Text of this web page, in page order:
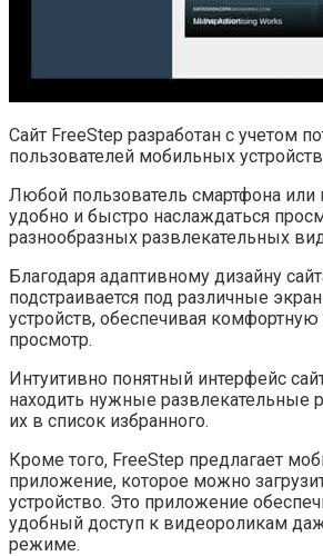
Сайт FreeStep разработан с учетом
пользователей мобильных
Любой пользователь смартфона
удобно и быстро наслаждаться
разнообразных развлекательных
Благодаря адаптивному дизайну
подстраивается под различные
устройств, обеспечивая
просмотр.
Интуитивно понятный интерфейс
находить нужные развлекательные
их в список избранного.
Кроме того, FreeStep предлагает
приложение, которое можно
устройство. Это приложение
удобный доступ к видеороликам
режиме.